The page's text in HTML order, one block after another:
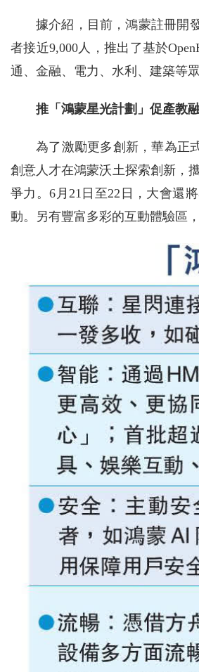
據介紹，目前，鴻蒙註冊開
者接近9,000人，推出了基於
通、金融、電力、水利、建築等眾
推「鴻蒙星光計劃」促產教
為了激勵更多創新，華為正
創意人才在鴻蒙沃土探索創新，
爭力。6月21日至22日，大會還
動。另有豐富多彩的互動體驗區